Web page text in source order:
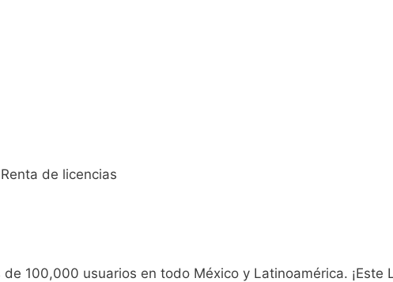
de licencias
100,000 usuarios en todo México y Latinoamérica. ¡Este